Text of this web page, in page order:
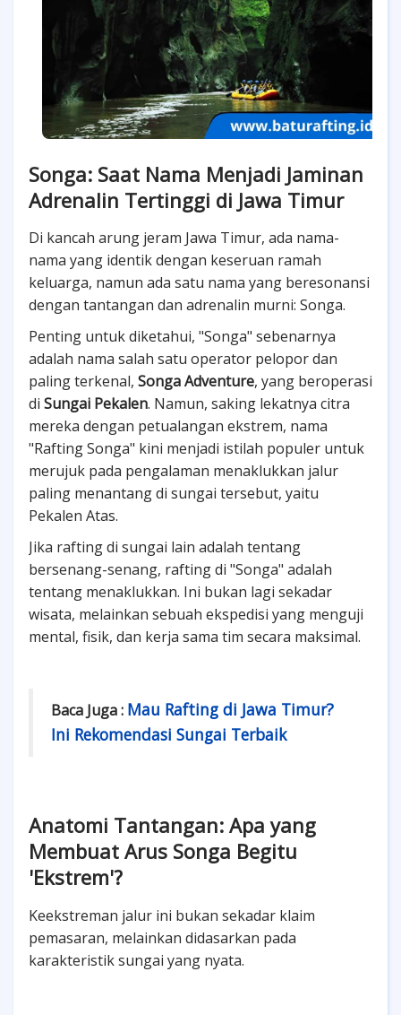
Songa: Saat Nama Menjadi Jaminan
Adrenalin Tertinggi di Jawa Timur
Di kancah arung jeram Jawa Timur, ada nama-
nama yang identik dengan keseruan ramah
keluarga, namun ada satu nama yang beresonansi
dengan tantangan dan adrenalin murni: Songa.
Penting untuk diketahui, "Songa" sebenarnya
adalah nama salah satu operator pelopor dan
paling terkenal, Songa Adventure, yang beroperasi
di Sungai Pekalen. Namun, saking lekatnya citra
mereka dengan petualangan ekstrem, nama
"Rafting Songa" kini menjadi istilah populer untuk
merujuk pada pengalaman menaklukkan jalur
paling menantang di sungai tersebut, yaitu
Pekalen Atas.
Jika rafting di sungai lain adalah tentang
bersenang-senang, rafting di "Songa" adalah
tentang menaklukkan. Ini bukan lagi sekadar
wisata, melainkan sebuah ekspedisi yang menguji
mental, fisik, dan kerja sama tim secara maksimal.
Baca Juga : Mau Rafting di Jawa Timur?
Ini Rekomendasi Sungai Terbaik
Anatomi Tantangan: Apa yang
Membuat Arus Songa Begitu
'Ekstrem'?
Keekstreman jalur ini bukan sekadar klaim
pemasaran, melainkan didasarkan pada
karakteristik sungai yang nyata.